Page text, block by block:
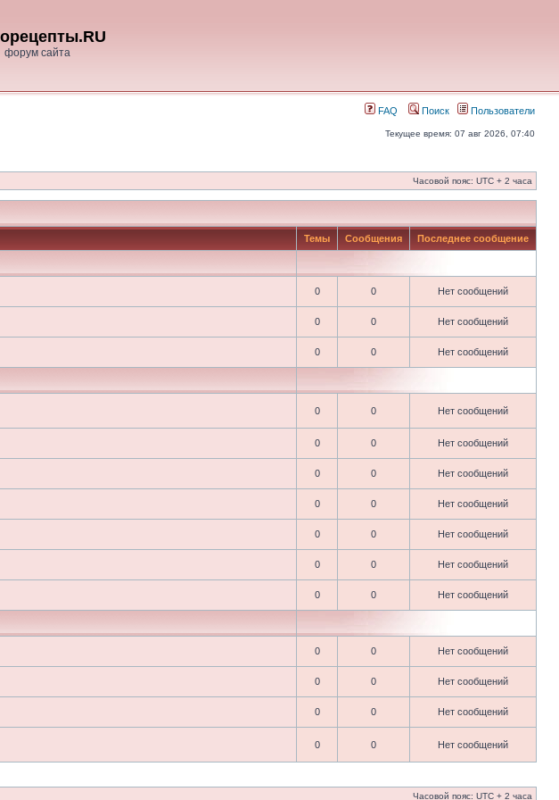
форум сайта
FAQ Поиск Пользователи
Текущее время: 07 авг 2026, 07:40
Часовой пояс: UTC + 2 часа
Темы Сообщения Последнее сообщение
0 0 Нет сообщений
0 0 Нет сообщений
0 0 Нет сообщений
0 0 Нет сообщений
0 0 Нет сообщений
0 0 Нет сообщений
0 0 Нет сообщений
0 0 Нет сообщений
0 0 Нет сообщений
0 0 Нет сообщений
0 0 Нет сообщений
0 0 Нет сообщений
0 0 Нет сообщений
0 0 Нет сообщений
Часовой пояс: UTC + 2 часа